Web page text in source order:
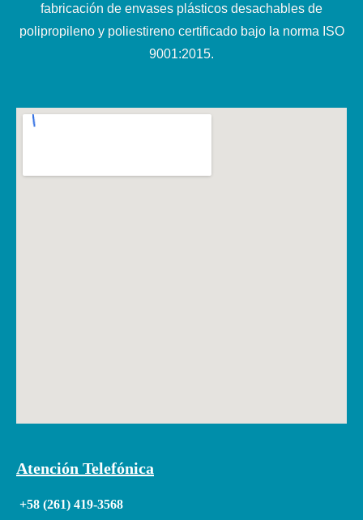
fabricación de envases plásticos desachables de
polipropileno y poliestireno certificado bajo la norma ISO
9001:2015.
Atención Telefónica
+58 (261) 419-3568